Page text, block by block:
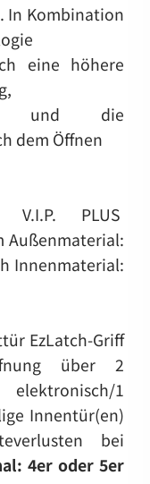
In Kombination
eine höhere
und die
dem Öffnen
V.I.P. PLUS
Außenmaterial:
Innenmaterial:
EzLatch-Griff
über 2
1
Innentür(en)
bei
4er oder 5er